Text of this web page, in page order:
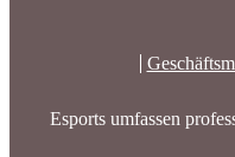
Esports umfassen